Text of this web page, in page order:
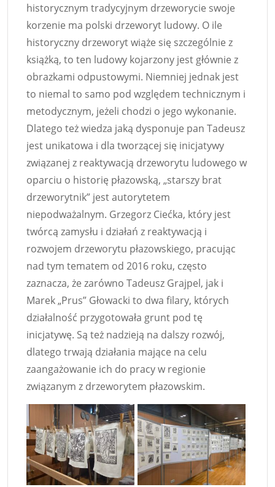
historycznym tradycyjnym drzeworycie swoje
korzenie ma polski drzeworyt ludowy. O ile
historyczny drzeworyt wiąże się szczególnie z
książką, to ten ludowy kojarzony jest głównie z
obrazkami odpustowymi. Niemniej jednak jest
to niemal to samo pod względem technicznym i
metodycznym, jeżeli chodzi o jego wykonanie.
Dlatego też wiedza jaką dysponuje pan Tadeusz
jest unikatowa i dla tworzącej się inicjatywy
związanej z reaktywacją drzeworytu ludowego w
oparciu o historię płazowską, „starszy brat
drzeworytnik” jest autorytetem
niepodważalnym. Grzegorz Ciećka, który jest
twórcą zamysłu i działań z reaktywacją i
rozwojem drzeworytu płazowskiego, pracując
nad tym tematem od 2016 roku, często
zaznacza, że zarówno Tadeusz Grajpel, jak i
Marek „Prus” Głowacki to dwa filary, których
działalność przygotowała grunt pod tę
inicjatywę. Są też nadzieją na dalszy rozwój,
dlatego trwają działania mające na celu
zaangażowanie ich do pracy w regionie
związanym z drzeworytem płazowskim.